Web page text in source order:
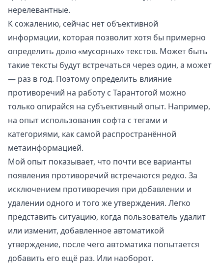
нерелевантные.
К сожалению, сейчас нет объективной
информации, которая позволит хотя бы примерно
определить долю «мусорных» текстов. Может быть
такие тексты будут встречаться через один, а может
— раз в год. Поэтому определить влияние
противоречий на работу с Тарантогой можно
только опирайся на субъективный опыт. Например,
на опыт использования софта с тегами и
категориями, как самой распространённой
метаинформацией.
Мой опыт показывает, что почти все варианты
появления противоречий встречаются редко. За
исключением противоречия при добавлении и
удалении одного и того же утверждения. Легко
представить ситуацию, когда пользователь удалит
или изменит, добавленное автоматикой
утверждение, после чего автоматика попытается
добавить его ещё раз. Или наоборот.